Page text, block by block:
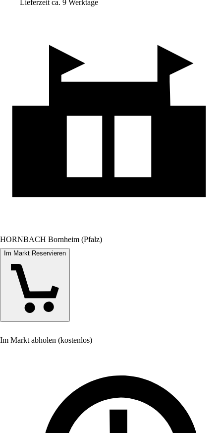
Lieferzeit ca. 9 Werktage
HORNBACH Bornheim (Pfalz)
Im Markt Reservieren
Im Markt abholen (kostenlos)